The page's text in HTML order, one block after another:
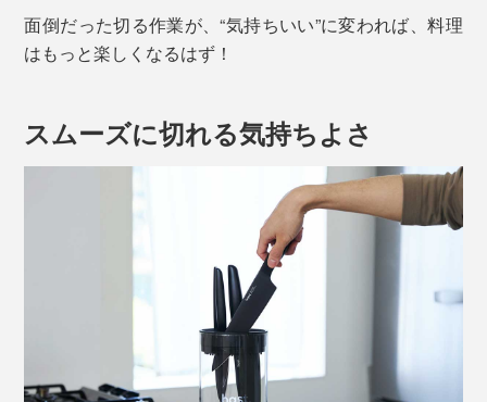
面倒だった切る作業が、“気持ちいい”に変われば、料理
はもっと楽しくなるはず！
スムーズに切れる気持ちよさ